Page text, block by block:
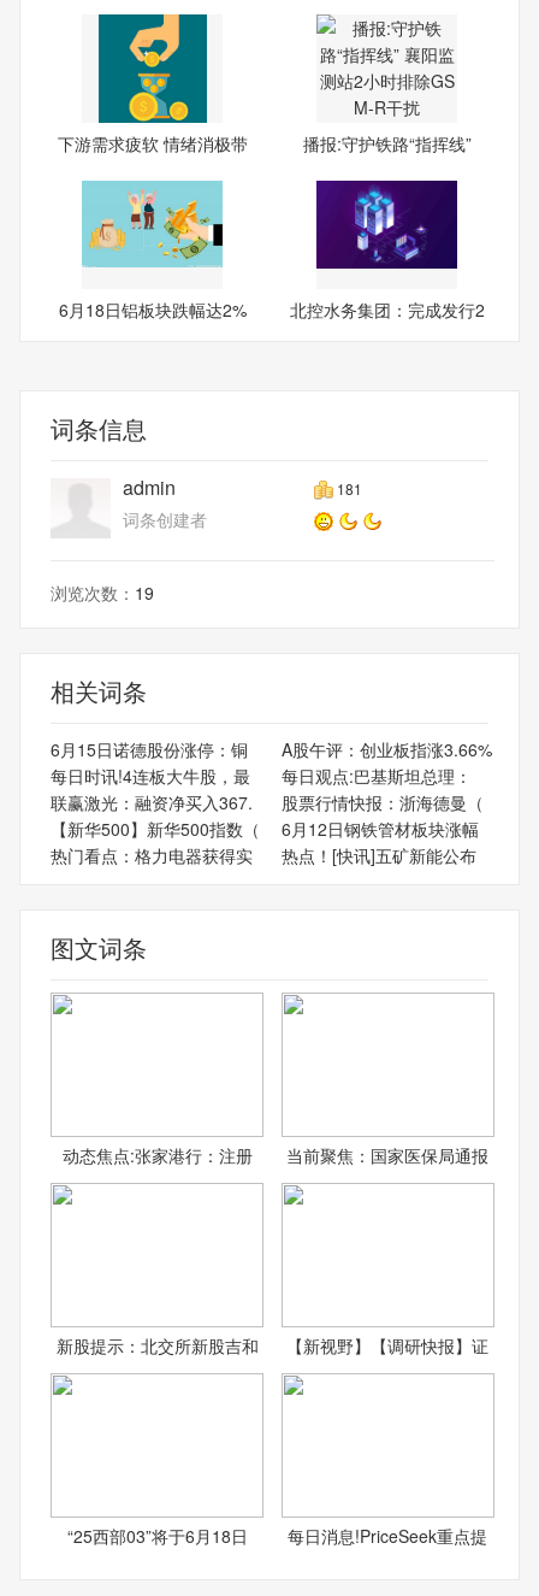
下游需求疲软 情绪消极带
播报:守护铁路“指挥线”
6月18日铝板块跌幅达2%
北控水务集团：完成发行2
词条信息
admin 181
词条创建者
浏览次数： 19
相关词条
6月15日诺德股份涨停：铜
A股午评：创业板指涨3.66%
每日时讯!4连板大牛股，最
每日观点:巴基斯坦总理：
联赢激光：融资净买入367.
股票行情快报：浙海德曼（
【新华500】新华500指数（
6月12日钢铁管材板块涨幅
热门看点：格力电器获得实
热点！[快讯]五矿新能公布
图文词条
动态焦点:张家港行：注册 当前聚焦：国家医保局通报
新股提示：北交所新股吉和 【新视野】【调研快报】证
“25西部03”将于6月18日 每日消息!PriceSeek重点提